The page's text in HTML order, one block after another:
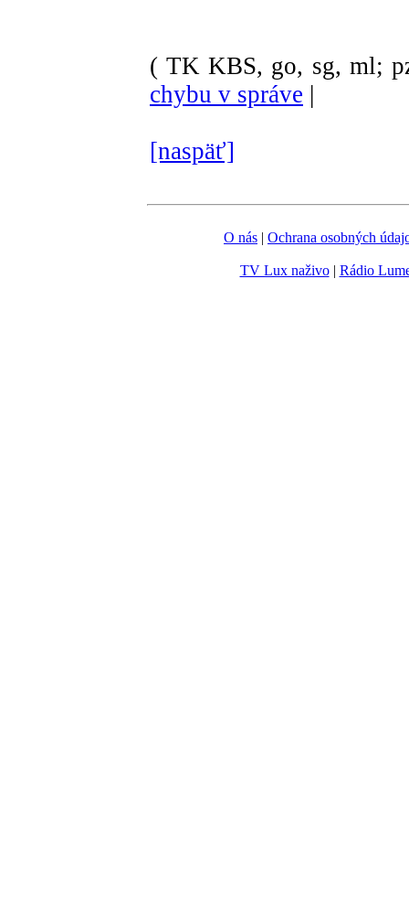
( TK KBS, go, sg, ml;
chybu v správe |
[naspäť]
O nás | Ochrana osobných
TV Lux naživo| Rádio